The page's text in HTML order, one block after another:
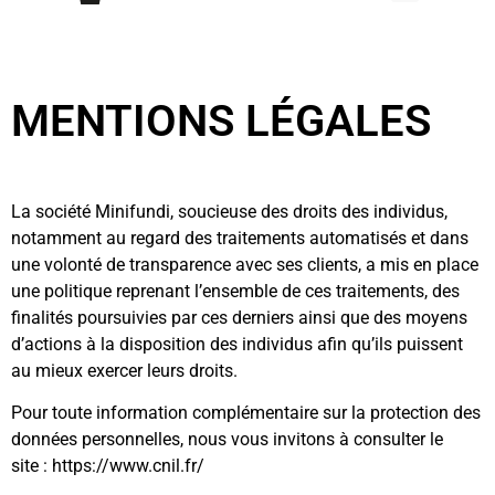
MENTIONS LÉGALES
La société Minifundi, soucieuse des droits des individus,
notamment au regard des traitements automatisés et dans
une volonté de transparence avec ses clients, a mis en place
une politique reprenant l’ensemble de ces traitements, des
finalités poursuivies par ces derniers ainsi que des moyens
d’actions à la disposition des individus afin qu’ils puissent
au mieux exercer leurs droits.
Pour toute information complémentaire sur la protection des
données personnelles, nous vous invitons à consulter le
site : https://www.cnil.fr/